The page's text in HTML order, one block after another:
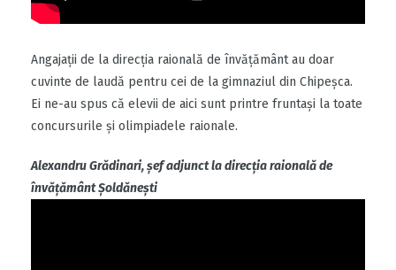
Angajații de la direcția raională de învățământ au doar
cuvinte de laudă pentru cei de la gimnaziul din Chipeșca.
Ei ne-au spus că elevii de aici sunt printre fruntași la toate
concursurile și olimpiadele raionale.
Alexandru Grădinari, șef adjunct la direcția raională de
învățământ Șoldănești